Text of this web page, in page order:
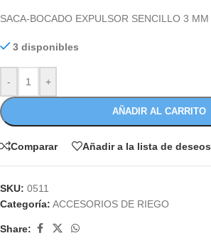
SACA-BOCADO EXPULSOR SENCILLO 3 MM
3 disponibles
- +
AÑADIR AL CARRITO
Comparar Añadir a la lista de deseos
SKU: 0511
Categoría: ACCESORIOS DE RIEGO
Share: